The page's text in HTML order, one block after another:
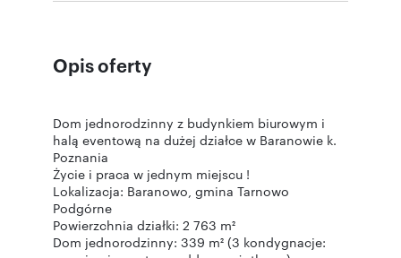
Opis oferty
Dom jednorodzinny z budynkiem biurowym i
halą eventową na dużej działce w Baranowie k.
Poznania
Życie i praca w jednym miejscu !
Lokalizacja: Baranowo, gmina Tarnowo
Podgórne
Powierzchnia działki: 2 763 m²
Dom jednorodzinny: 339 m² (3 kondygnacje: